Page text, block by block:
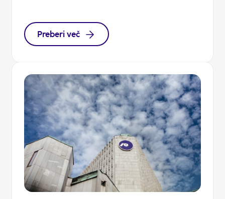
Preberi več